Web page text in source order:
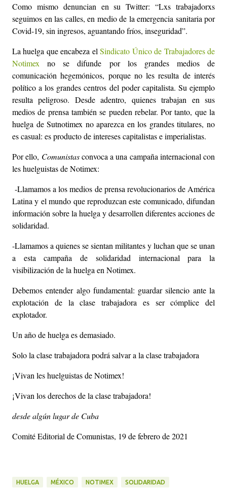
Como mismo denuncian en su Twitter: “Lxs trabajadorxs
seguimos en las calles, en medio de la emergencia sanitaria por
Covid-19, sin ingresos, aguantando fríos, inseguridad”.
La huelga que encabeza elSindicato Único de Trabajadores de
Notimex no se difunde por los grandes medios de
comunicación hegemónicos, porque no les resulta de interés
político a los grandes centros del poder capitalista. Su ejemplo
resulta peligroso. Desde adentro, quienes trabajan en sus
medios de prensa también se pueden rebelar. Por tanto, que la
huelga de Sutnotimex no aparezca en los grandes titulares, no
es casual: es producto de intereses capitalistas e imperialistas.
Por ello, Comunistasconvoca a una campaña internacional con
les huelguistas de Notimex:
-Llamamos a los medios de prensa revolucionarios de América
Latina y el mundo que reproduzcan este comunicado, difundan
información sobre la huelga y desarrollen diferentes acciones de
solidaridad.
-Llamamos a quienes se sientan militantes y luchan que se unan
a esta campaña de solidaridad internacional para la
visibilización de la huelga en Notimex.
Debemos entender algo fundamental: guardar silencio ante la
explotación de la clase trabajadora es ser cómplice del
explotador.
Un año de huelga es demasiado.
Solo la clase trabajadora podrá salvar a la clase trabajadora
¡Vivan les huelguistas de Notimex!
¡Vivan los derechos de la clase trabajadora!
desde algún lugar de Cuba
Comité Editorial de Comunistas, 19 de febrero de 2021
HUELGA MÉXICO NOTIMEX SOLIDARIDAD